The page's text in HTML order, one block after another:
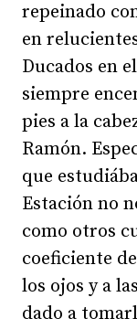
repeinado
en
Ducados en
siempre
pies a la
Ramón.
que
Estación no
como otros
coeficiente
los ojos y a
dado a